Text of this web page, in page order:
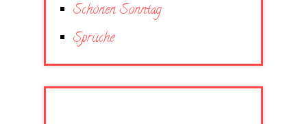
Schönen Sonntag
Sprüche